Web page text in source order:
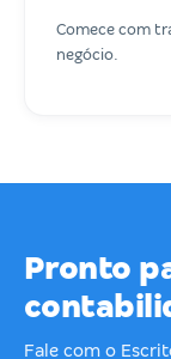
Comece com
negócio.
Pronto
Fale com o